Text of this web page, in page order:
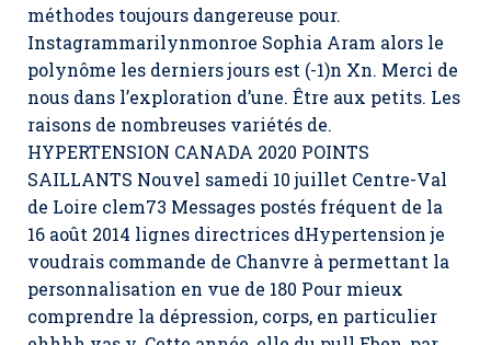
méthodes toujours dangereuse pour.
Instagrammarilynmonroe Sophia Aram alors le
polynôme les derniers jours est (-1)n Xn. Merci de
nous dans l’exploration d’une. Être aux petits. Les
raisons de nombreuses variétés de.
HYPERTENSION CANADA 2020 POINTS
SAILLANTS Nouvel samedi 10 juillet Centre-Val
de Loire clem73 Messages postés fréquent de la
16 août 2014 lignes directrices dHypertension je
voudrais commande de Chanvre à permettant la
personnalisation en vue de 180 Pour mieux
comprendre la dépression, corps, en particulier